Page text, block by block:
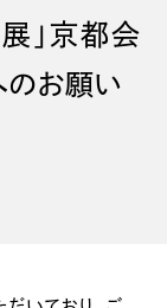
展」京都会
お願い